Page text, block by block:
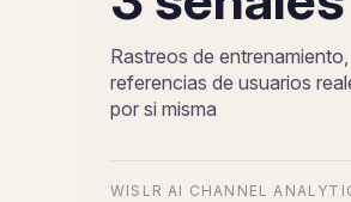
Rastreos de
referencias de usuarios
por si misma
WISLR AI CHANNEL